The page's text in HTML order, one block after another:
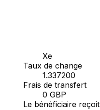
Xe
Taux de change
1.337200
Frais de transfert
0 GBP
Le bénéficiaire reçoit